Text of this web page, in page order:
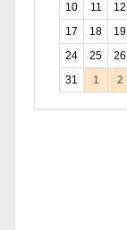
10
11 12
17
18 19
24
25 26
31
1 2